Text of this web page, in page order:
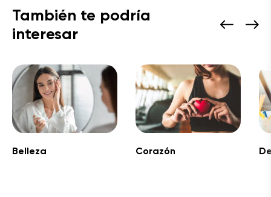
También te podría
interesar
Belleza Corazón